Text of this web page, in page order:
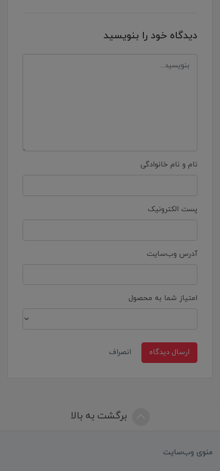
دیدگاه خود را بنویسید
نام و نام خانوادگی
پست الکترونیک
آدرس وب‌سایت
امتیاز شما به محصول
ارسال دیدگاه انصراف
برگشت به بالا
منوی وب‌سایت